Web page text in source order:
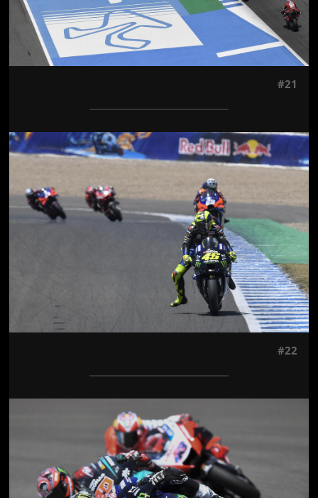
#21
Jön még kép!
#22
Jön még kép!